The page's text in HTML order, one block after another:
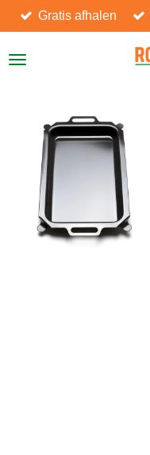
Ga
direct
naar
Gratis afhalen